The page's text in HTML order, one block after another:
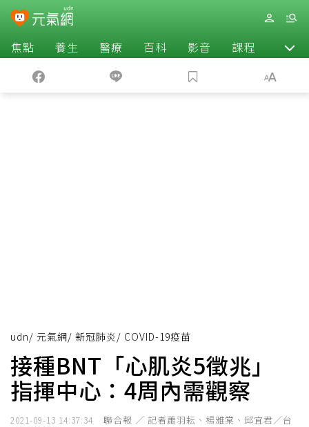
焦點 養生 醫療 百科 影音 課程 退休
udn/ 元氣網/ 新冠肺炎 / COVID-19疫苗
接種BNT「心肌炎5徵兆」
指揮中心：4周內需觀察
2021-09-13 14:37:34
聯合報 ／ 記者蕭羽耘、楊雅棠、邱宜君／台